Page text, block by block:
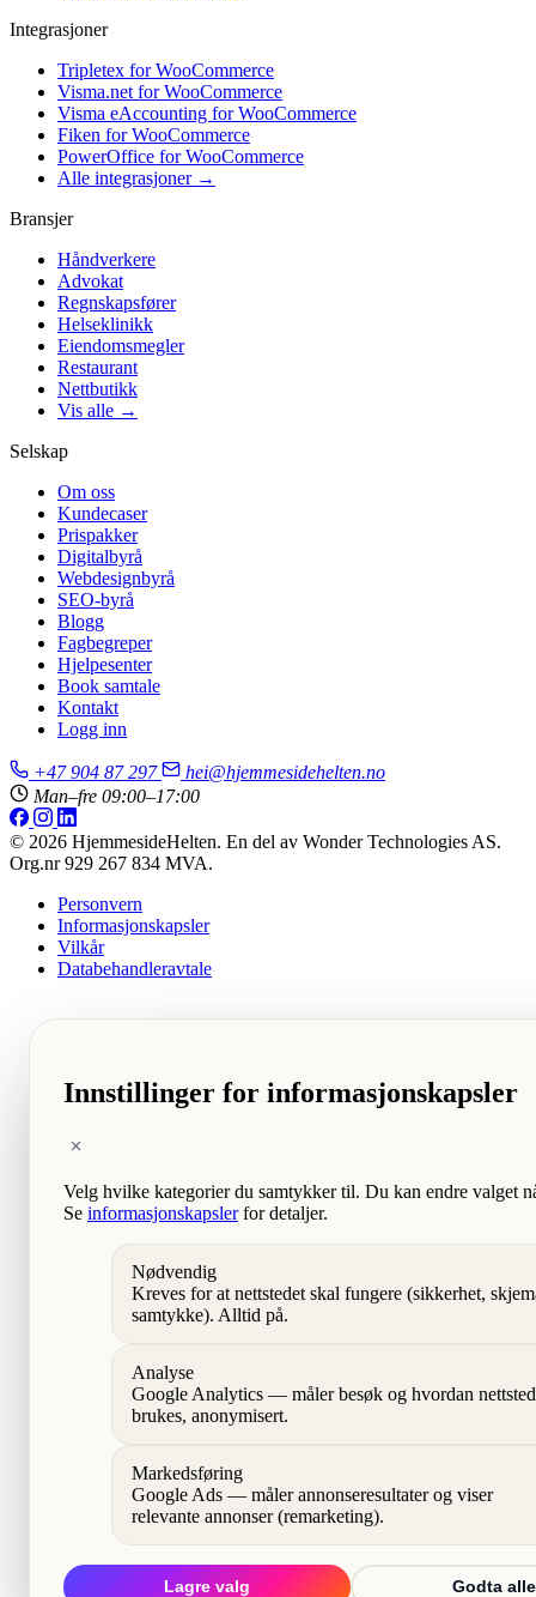
Integrasjoner
Tripletex for WooCommerce
Visma.net for WooCommerce
Visma eAccounting for WooCommerce
Fiken for WooCommerce
PowerOffice for WooCommerce
Alle integrasjoner →
Bransjer
Håndverkere
Advokat
Regnskapsfører
Helseklinikk
Eiendomsmegler
Restaurant
Nettbutikk
Vis alle →
Selskap
Om oss
Kundecaser
Prispakker
Digitalbyrå
Webdesignbyrå
SEO-byrå
Blogg
Fagbegreper
Hjelpesenter
Book samtale
Kontakt
Logg inn
+47 904 87 297
hei@hjemmesidehelten.no
Man–fre 09:00–17:00
© 2026 HjemmesideHelten. En del av Wonder Technologies AS.
Org.nr 929 267 834 MVA.
Personvern
Informasjonskapsler
Vilkår
Databehandleravtale
Innstillinger for informasjonskapsler
Velg hvilke kategorier du samtykker til. Du kan endre valget
Se informasjonskapslerfor detaljer.
Nødvendig
Kreves for at nettstedet skal fungere (sikkerhet,
samtykke). Alltid på.
Analyse
Google Analytics — måler besøk og hvordan
brukes, anonymisert.
Markedsføring
Google Ads — måler annonseresultater og viser
relevante annonser (remarketing).
Lagre valg Godta alle